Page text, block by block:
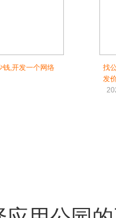
钱,开发一个网络
找
发